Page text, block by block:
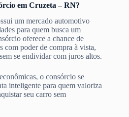
em Cruzeta – RN?
um mercado automotivo
para quem busca um
oferece a chance de
com poder de compra à vista,
se endividar com juros altos.
o consórcio se
inteligente para quem valoriza
seu carro sem